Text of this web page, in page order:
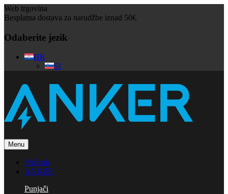
Web trgovina
Besplatna dostava za narudžbe iznad 50€
Odaberite jezik
HR
SI
Menu
Početak
ANKER
Punjači